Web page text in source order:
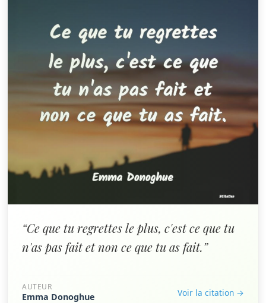
“Ce que tu regrettes le plus, c'est ce que tu
n'as pas fait et non ce que tu as fait.”
AUTEUR
Emma Donoghue Voir la citation →